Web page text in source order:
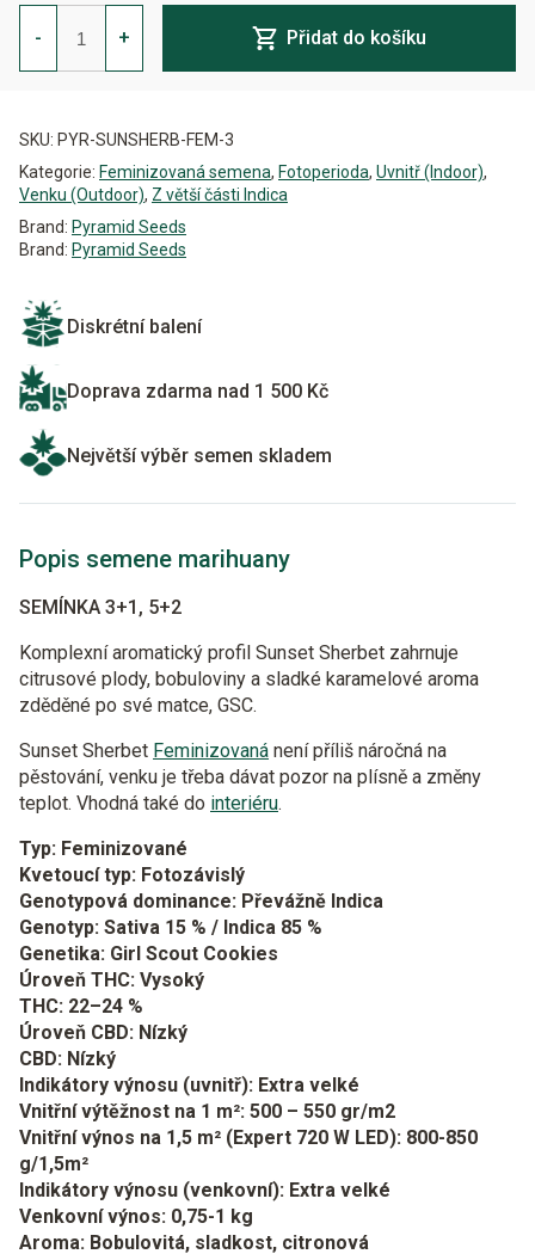
-
Sunset
Sherbet
Feminizovaná
množství
+ Přidat do košíku
SKU: PYR-SUNSHERB-FEM-3
Kategorie: Feminizovaná semena, Fotoperioda, Uvnitř (Indoor),
Venku (Outdoor), Z větší části Indica
Brand: Pyramid Seeds
Brand: Pyramid Seeds
Diskrétní balení
Doprava zdarma nad 1 500 Kč
Největší výběr semen skladem
Popis semene marihuany
SEMÍNKA 3+1, 5+2
Komplexní aromatický profil Sunset Sherbet zahrnuje
citrusové plody, bobuloviny a sladké karamelové aroma
zděděné po své matce, GSC.
Sunset Sherbet Feminizovaná není příliš náročná na
pěstování, venku je třeba dávat pozor na plísně a změny
teplot. Vhodná také do interiéru.
Typ: Feminizované
Kvetoucí typ: Fotozávislý
Genotypová dominance: Převážně Indica
Genotyp: Sativa 15 % / Indica 85 %
Genetika: Girl Scout Cookies
Úroveň THC: Vysoký
THC: 22–24 %
Úroveň CBD: Nízký
CBD: Nízký
Indikátory výnosu (uvnitř): Extra velké
Vnitřní výtěžnost na 1 m²: 500 – 550 gr/m2
Vnitřní výnos na 1,5 m² (Expert 720 W LED): 800-850
g/1,5m²
Indikátory výnosu (venkovní): Extra velké
Venkovní výnos: 0,75-1 kg
Aroma: Bobulovitá, sladkost, citronová